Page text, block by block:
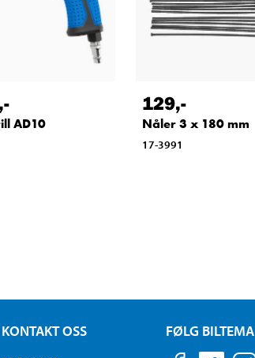
AD10
129,-
Nåler 3 x 180 mm
17-3991
KONTAKT OSS FØLG BILTEMA